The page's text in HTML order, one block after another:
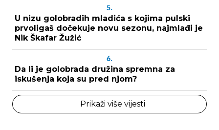
5.
U nizu golobradih mladića s kojima pulski
prvoligaš dočekuje novu sezonu, najmlađi je
Nik Škafar Žužić
6.
Da li je golobrada družina spremna za
iskušenja koja su pred njom?
Prikaži više vijesti